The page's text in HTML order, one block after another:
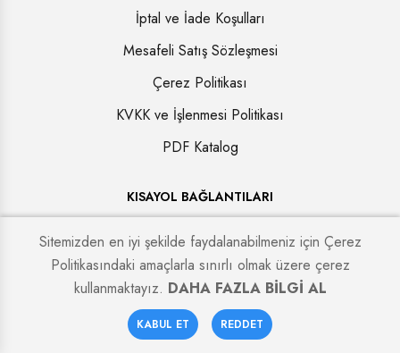
İptal ve İade Koşulları
Mesafeli Satış Sözleşmesi
Çerez Politikası
KVKK ve İşlenmesi Politikası
PDF Katalog
KISAYOL BAĞLANTILARI
KAMPANYALAR
BLOG
İLETİŞİM
0
Sepetim Favoriler
Sitemizden en iyi şekilde faydalanabilmeniz için Çerez
Politikasındaki amaçlarla sınırlı olmak üzere çerez
kullanmaktayız. DAHA FAZLA BİLGİ AL
KABUL ET REDDET